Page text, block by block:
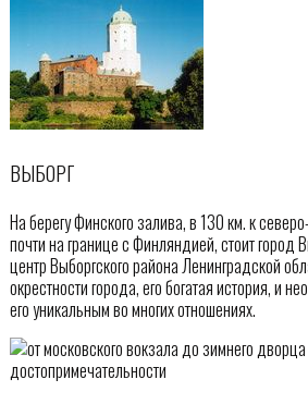
ВЫБОРГ
На берегу Финского залива, в 130 км. к
почти на границе с Финляндией, стоит город
центр Выборгского района Ленинградской
окрестности города, его богатая история, и
его уникальным во многих отношениях.